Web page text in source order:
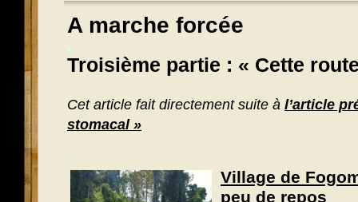
A marche forcée
.
Troisième partie : « Cette
.
Cet article fait directement suite à l’article
stomacal »
.
Village de
peu de repos